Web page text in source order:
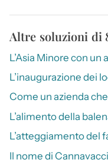
Altre soluzioni di
L’Asia Minore con un
L’inaugurazione dei
Come un azienda
L’alimento della
L’atteggiamento del
Il nome di